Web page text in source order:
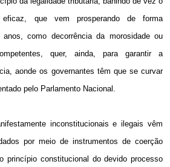
que vem prosperando de forma
como decorrência da morosidade ou
quer, ainda, para garantir a
aonde os governantes têm que se curvar
pelo Parlamento Nacional.
inconstitucionais e ilegais vêm
por meio de instrumentos de coerção
princípio constitucional do devido processo